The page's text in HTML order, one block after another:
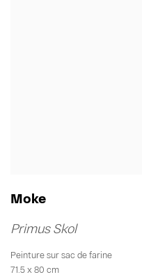
Moke
Primus Skol
Peinture sur sac de farine
71.5 x 80 cm